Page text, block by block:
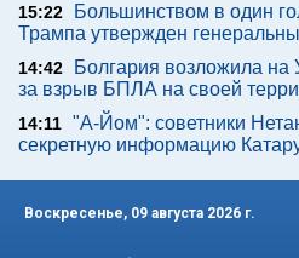
15:22
Большинством в один
Трампа утвержден
14:42
Болгария возложила на
за взрыв БПЛА на своей
14:11 "А-Йом": советники
секретную информацию
Воскресенье, 09 августа 2026 г.